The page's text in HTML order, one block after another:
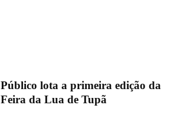
Público lota a primeira edição da
Feira da Lua de Tupã